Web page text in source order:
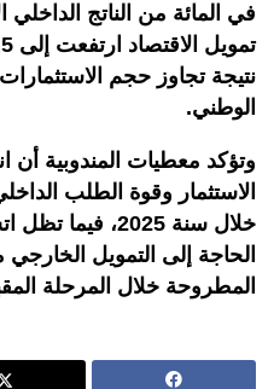
في المائة من الناتج الداخلي
نتيجة تجاوز حجم الاستثمارات
الوطني.
وتؤكد معطيات المندوبية أن
الاستثمار وقوة الطلب
خلال سنة 2025،
الحاجة إلى التمويل الخارجي
المطروحة خلال المرحلة